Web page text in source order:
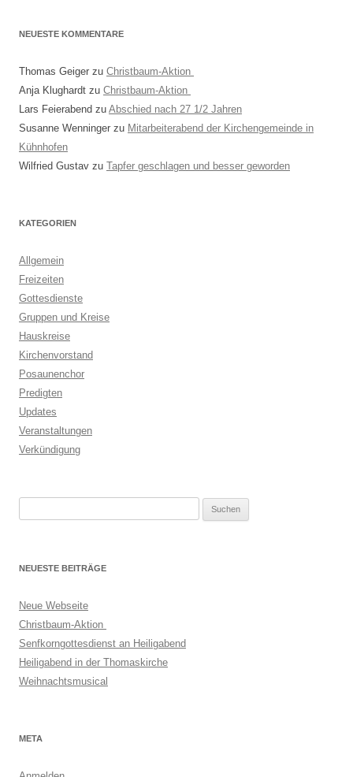
NEUESTE KOMMENTARE
Thomas Geiger zu Christbaum-Aktion
Anja Klughardt zu Christbaum-Aktion
Lars Feierabend zu Abschied nach 27 1/2 Jahren
Susanne Wenninger zu Mitarbeiterabend der Kirchengemeinde in
Kühnhofen
Wilfried Gustav zu Tapfer geschlagen und besser geworden
KATEGORIEN
Allgemein
Freizeiten
Gottesdienste
Gruppen und Kreise
Hauskreise
Kirchenvorstand
Posaunenchor
Predigten
Updates
Veranstaltungen
Verkündigung
NEUESTE BEITRÄGE
Neue Webseite
Christbaum-Aktion
Senfkorngottesdienst an Heiligabend
Heiligabend in der Thomaskirche
Weihnachtsmusical
META